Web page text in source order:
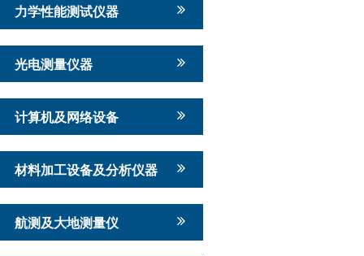
力学性能测试仪器
光电测量仪器
计算机及网络设备
材料加工设备及分析仪器
航测及大地测量仪